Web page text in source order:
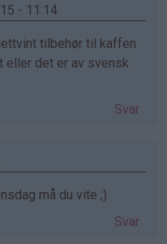
- 11:14
tilbehør til kaffen
eller det er av svensk
Svar
må du vite ;)
Svar